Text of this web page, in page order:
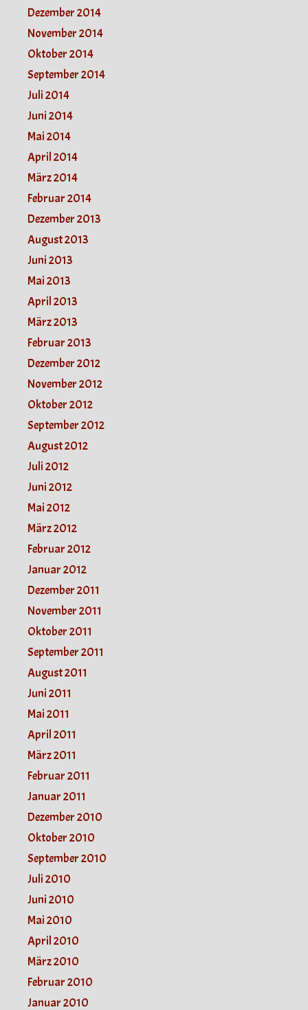
Dezember 2014
November 2014
Oktober 2014
September 2014
Juli 2014
Juni 2014
Mai 2014
April 2014
März 2014
Februar 2014
Dezember 2013
August 2013
Juni 2013
Mai 2013
April 2013
März 2013
Februar 2013
Dezember 2012
November 2012
Oktober 2012
September 2012
August 2012
Juli 2012
Juni 2012
Mai 2012
März 2012
Februar 2012
Januar 2012
Dezember 2011
November 2011
Oktober 2011
September 2011
August 2011
Juni 2011
Mai 2011
April 2011
März 2011
Februar 2011
Januar 2011
Dezember 2010
Oktober 2010
September 2010
Juli 2010
Juni 2010
Mai 2010
April 2010
März 2010
Februar 2010
Januar 2010